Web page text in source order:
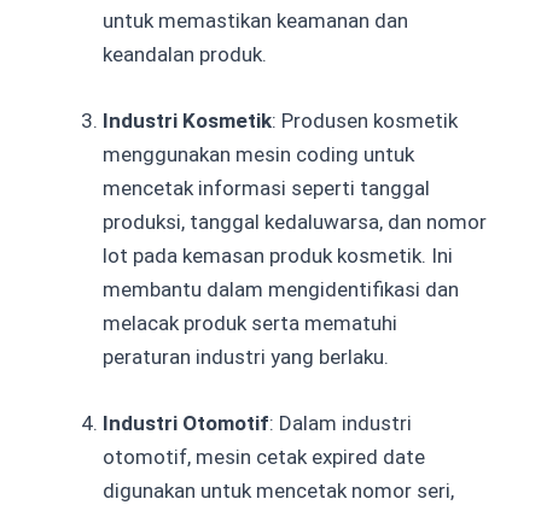
untuk memastikan keamanan dan
keandalan produk.
Industri Kosmetik: Produsen kosmetik
menggunakan mesin coding untuk
mencetak informasi seperti tanggal
produksi, tanggal kedaluwarsa, dan nomor
lot pada kemasan produk kosmetik. Ini
membantu dalam mengidentifikasi dan
melacak produk serta mematuhi
peraturan industri yang berlaku.
Industri Otomotif: Dalam industri
otomotif, mesin cetak expired date
digunakan untuk mencetak nomor seri,